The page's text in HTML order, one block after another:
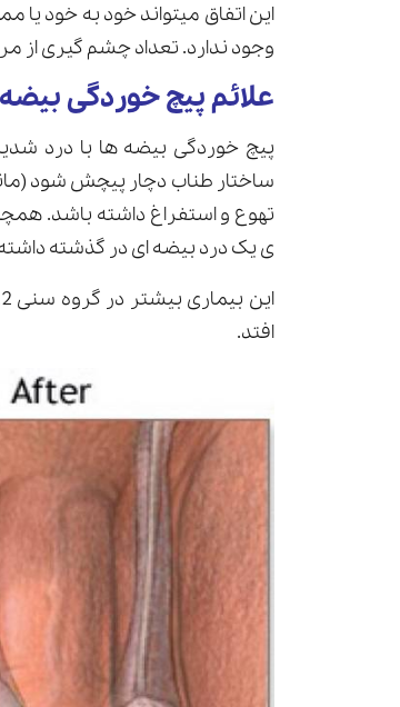
این اتفاق میتواند خود به خود
وجود ندارد. تعداد چشم گیری از
علائم پیچ خوردگی
پیچ خوردگی بیضه ها با درد
ساختار طناب دچار پیچش شود
تهوع و استفراغ داشته باشد.
ی یک درد بیضه ای در گذشته
افتد.